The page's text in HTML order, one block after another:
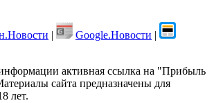
| Google.Новости |
активная ссылка на "Прибыль
сайта предназначены для
лет.